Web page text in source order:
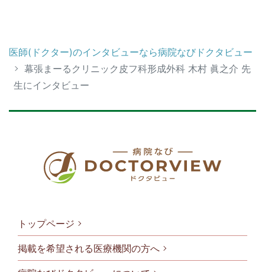
医師(ドクター)のインタビューなら病院なびドクタビュー
幕張まーるクリニック皮フ科形成外科 木村 眞之介 先
生にインタビュー
トップページ
掲載を希望される医療機関の方へ